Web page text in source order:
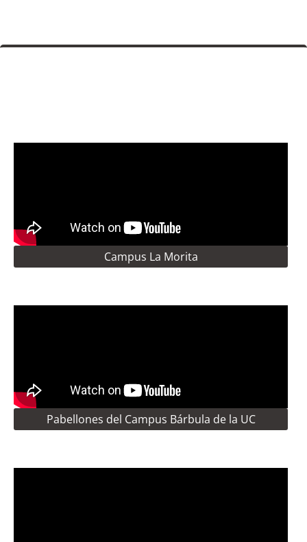
Campus La Morita
Pabellones del Campus Bárbula de la UC